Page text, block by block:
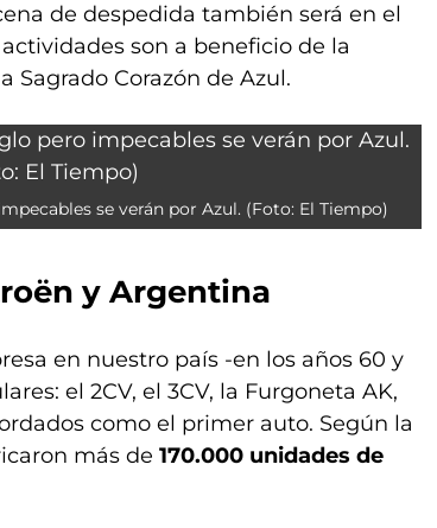
de despedida también será en el
son a beneficio de la
Sagrado Corazón de Azul.
se verán por Azul. (Foto: El Tiempo)
y Argentina
en nuestro país -en los años 60 y
el 2CV, el 3CV, la Furgoneta AK,
como el primer auto. Según la
más de 170.000 unidades de